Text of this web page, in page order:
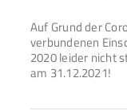
Auf Grund der
verbundenen
2020 leider nicht
am 31.12.2021!